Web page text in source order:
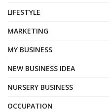
LIFESTYLE
MARKETING
MY BUSINESS
NEW BUSINESS IDEA
NURSERY BUSINESS
OCCUPATION